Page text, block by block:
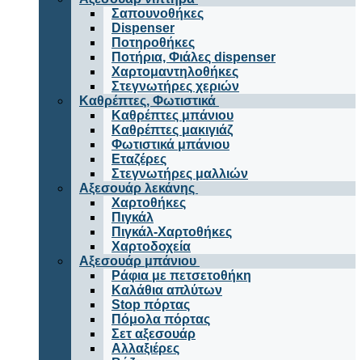
Σαπουνοθήκες
Dispenser
Ποτηροθήκες
Ποτήρια, Φιάλες dispenser
Χαρτομαντηλοθήκες
Στεγνωτήρες χεριών
Καθρέπτες, Φωτιστικά
Καθρέπτες μπάνιου
Καθρέπτες μακιγιάζ
Φωτιστικά μπάνιου
Εταζέρες
Στεγνωτήρες μαλλιών
Αξεσουάρ λεκάνης
Χαρτοθήκες
Πιγκάλ
Πιγκάλ-Χαρτοθήκες
Χαρτοδοχεία
Αξεσουάρ μπάνιου
Ράφια με πετσετοθήκη
Καλάθια απλύτων
Stop πόρτας
Πόμολα πόρτας
Σετ αξεσουάρ
Αλλαξιέρες